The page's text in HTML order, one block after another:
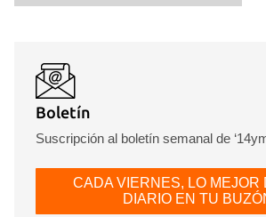
Boletín
Suscripción al boletín semanal de
CADA VIERNES, LO MEJOR
DIARIO EN TU